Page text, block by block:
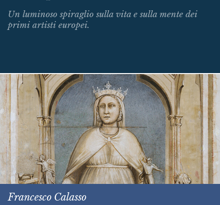
Un luminoso spiraglio sulla vita e sulla mente dei
primi artisti europei.
Francesco Calasso